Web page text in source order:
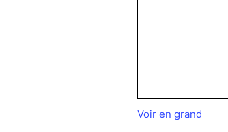
Voir en grand